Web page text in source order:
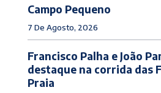
Campo Pequeno
7 De Agosto, 2026
Francisco Palha e João
destaque na corrida das
Praia